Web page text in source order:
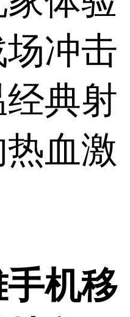
冲击
典射
血激
机移